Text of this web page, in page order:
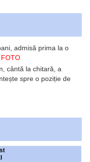
admisă prima la o
FOTO
cântă la chitară, a
spre o poziție de